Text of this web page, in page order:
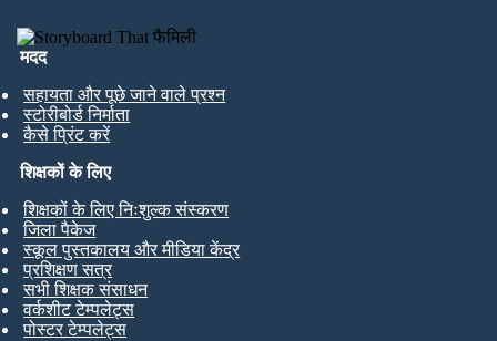
मदद
सहायता और पूछे जाने वाले प्रश्न
स्टोरीबोर्ड निर्माता
कैसे प्रिंट करें
शिक्षकों के लिए
शिक्षकों के लिए निःशुल्क संस्करण
जिला पैकेज
स्कूल पुस्तकालय और मीडिया केंद्र
प्रशिक्षण सत्र
सभी शिक्षक संसाधन
वर्कशीट टेम्पलेट्स
पोस्टर टेम्पलेट्स